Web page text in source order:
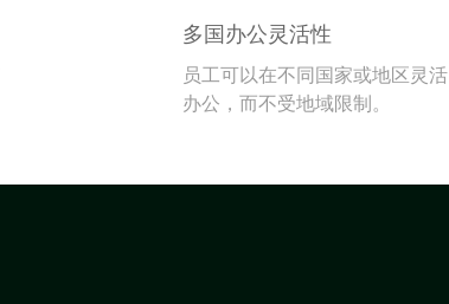
多国办公灵活性
员工可以在不同国家或地区灵活
办公，而不受地域限制。